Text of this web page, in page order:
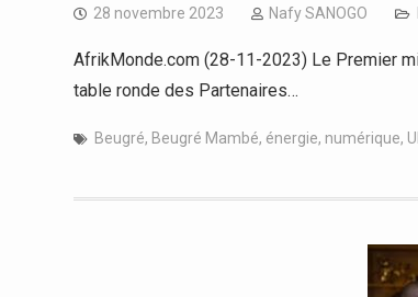
28 novembre 2023 Nafy SANOGO
AfrikMonde.com (28-11-2023) Le Premier
table ronde des Partenaires…
Beugré, Beugré Mambé, énergie, numérique,